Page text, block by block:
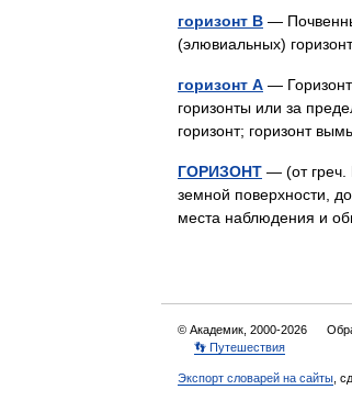
горизонт B —
(элювиальных)
горизонт А —
горизонты или за
горизонт; горизонт
ГОРИЗОНТ — (от греч.
земной поверхности,
места наблюдения и
© Академик, 2000-2026
👣 Путешествия
Экспорт словарей на сайты ,